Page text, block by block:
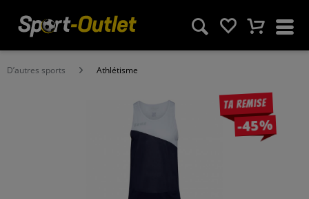
D’autres sports Athlétisme
Ta remise
-45%